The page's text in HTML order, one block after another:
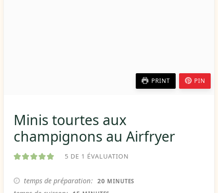
PRINT PIN
Minis tourtes aux
champignons au Airfryer
5 DE 1 ÉVALUATION
temps de préparation 20 MINUTES
MINUTES